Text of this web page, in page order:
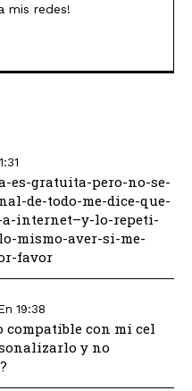
mis redes!
es-gratuita-pero-no-se-
de-todo-me-dice-que-
a-internet–y-lo-repeti-
mismo-aver-si-me-
favor
19:38
compatible con mi cel
y no